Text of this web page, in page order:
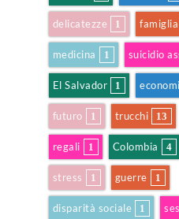
delicatezze 1 famiglia
medicina 1 suicidio
El Salvador 1
futuro 1 trucchi 13
regali 1 Colombia 4
stress 1 guerre 1
disparità sociale 1